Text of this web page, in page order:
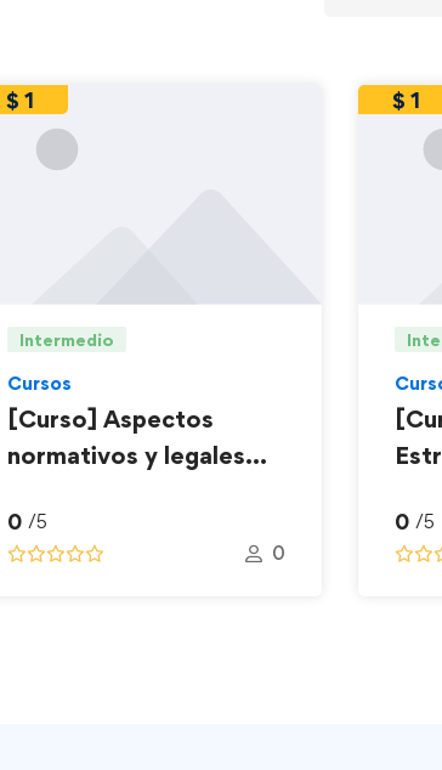
$ 1
Intermedio
Cursos
[Curso] Aspectos
normativos y legales
seguridad vial –
C.T.S.V.
0 /5
0
$ 1
0 /5